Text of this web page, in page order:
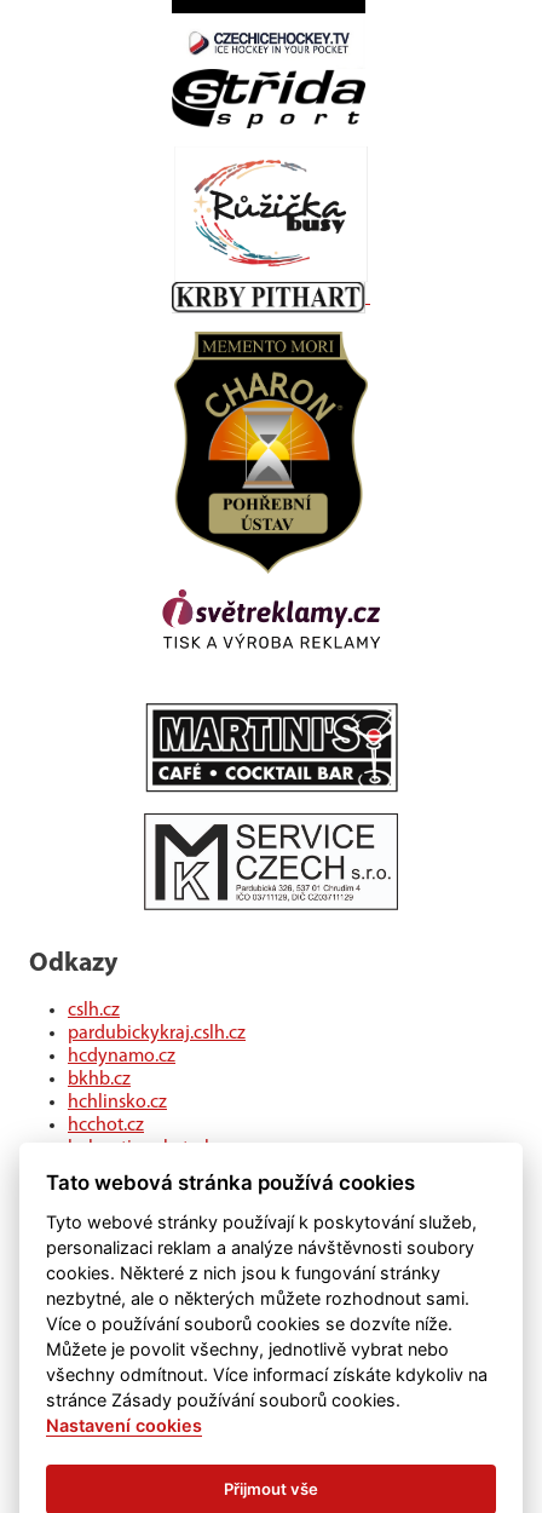
Odkazy
cslh.cz
pardubickykraj.cslh.cz
hcdynamo.cz
bkhb.cz
hchlinsko.cz
hcchot.cz
kohouti-ceskatrebova.cz
hcledec.cz
hclitomysl.cz
hcskutec.cz
hcslovan.com
hcchocen.cz
hcpolicka.com
hcsvetlans.cz
eSports.cz
klubweb.cz
onlajny.com
Tato webová stránka používá cookies
Tyto webové stránky používají k poskytování služeb,
personalizaci reklam a analýze návštěvnosti soubory
cookies. Některé z nich jsou k fungování stránky
nezbytné, ale o některých můžete rozhodnout sami.
Více o používání souborů cookies se dozvíte níže.
Můžete je povolit všechny, jednotlivě vybrat nebo
všechny odmítnout. Více informací získáte kdykoliv na
stránce Zásady používání souborů cookies.
Nastavení cookies
Přijmout vše